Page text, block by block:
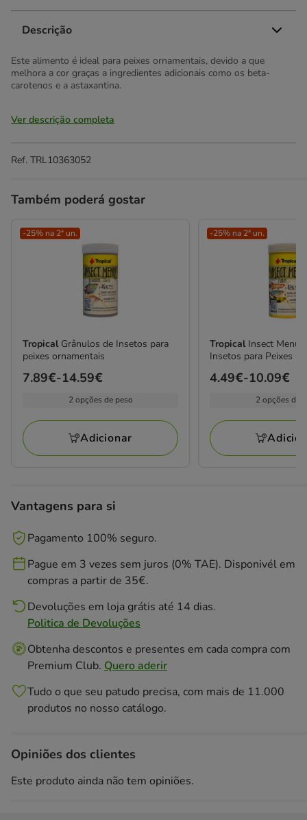
Descrição
Este alimento é ideal para peixes ornamentais, devido a que
melhora a cor graças a ingredientes adicionais como os beta-
carotenos e a astaxantina.
Ver descrição completa
Ref. TRL10363052
Também poderá gostar
-25% na 2ª un.
Tropical Grânulos de Insetos para
peixes ornamentais
Preço
a
14.59€
7.89€-14.59€
2 opções de peso
Adicionar
-25% na 2ª un.
Tropical Insect Menu
Insetos para Peixes
Preço
a
10.09€
4.49€-10.09€
2 opções de
Vantagens para si
Pagamento 100% seguro.
Pague em 3 vezes sem juros (0% TAE). Disponivél em
compras a partir de 35€.
Devoluções em loja grátis até 14 dias.
Politica de Devoluções
Obtenha descontos e presentes em cada compra com
Premium Club. Quero aderir
Tudo o que seu patudo precisa, com mais de 11.000
produtos no nosso catálogo.
Opiniões dos clientes
Este produto ainda não tem opiniões.